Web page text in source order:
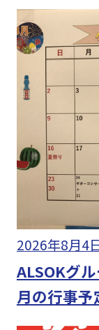
2026年8月4
ALSOKグ
月の行事